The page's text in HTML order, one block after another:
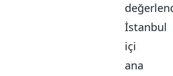
İstanbul
içi
ana